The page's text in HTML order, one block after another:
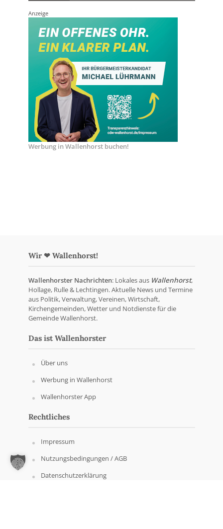
Anzeige
Werbung in Wallenhorst buchen!
Wir ❤ Wallenhorst!
Wallenhorster Nachrichten: Lokales aus Wallenhorst,
Hollage, Rulle & Lechtingen. Aktuelle News und Termine
aus Politik, Verwaltung, Vereinen, Wirtschaft,
Kirchengemeinden, Wetter und Notdienste für die
Gemeinde Wallenhorst.
Das ist Wallenhorster
Über uns
Werbung in Wallenhorst
Wallenhorster App
Rechtliches
Impressum
Nutzungsbedingungen / AGB
Datenschutzerklärung